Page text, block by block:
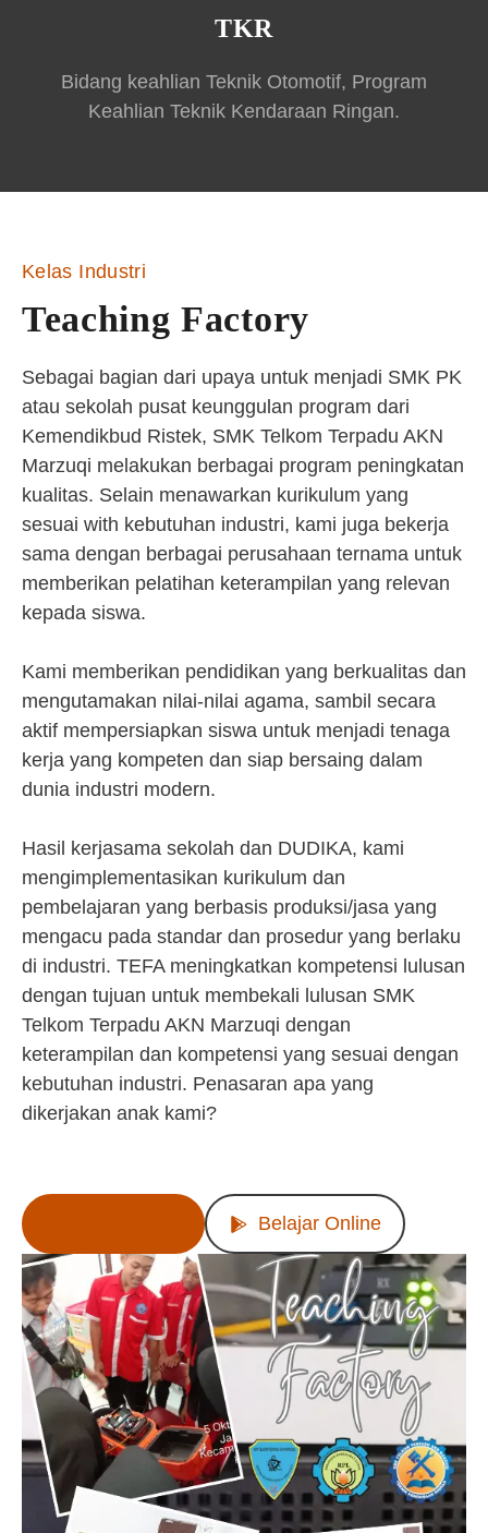
TKR
Bidang keahlian Teknik Otomotif, Program
Keahlian Teknik Kendaraan Ringan.
Kelas Industri
Teaching Factory
Sebagai bagian dari upaya untuk menjadi SMK PK
atau sekolah pusat keunggulan program dari
Kemendikbud Ristek, SMK Telkom Terpadu AKN
Marzuqi melakukan berbagai program peningkatan
kualitas. Selain menawarkan kurikulum yang
sesuai with kebutuhan industri, kami juga bekerja
sama dengan berbagai perusahaan ternama untuk
memberikan pelatihan keterampilan yang relevan
kepada siswa.
Kami memberikan pendidikan yang berkualitas dan
mengutamakan nilai-nilai agama, sambil secara
aktif mempersiapkan siswa untuk menjadi tenaga
kerja yang kompeten dan siap bersaing dalam
dunia industri modern.
Hasil kerjasama sekolah dan DUDIKA, kami
mengimplementasikan kurikulum dan
pembelajaran yang berbasis produksi/jasa yang
mengacu pada standar dan prosedur yang berlaku
di industri. TEFA meningkatkan kompetensi lulusan
dengan tujuan untuk membekali lulusan SMK
Telkom Terpadu AKN Marzuqi dengan
keterampilan dan kompetensi yang sesuai dengan
kebutuhan industri. Penasaran apa yang
dikerjakan anak kami?
Belajar Online